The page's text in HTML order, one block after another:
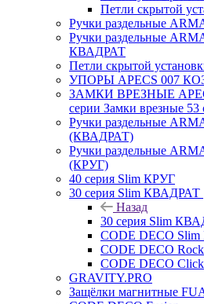
Петли скрытой
Ручки раздельные
Ручки раздельные
КВАДРАТ
Петли скрытой
УПОРЫ APECS 007
ЗАМКИ ВРЕЗНЫЕ
серии Замки врезные 53
Ручки раздельные
(КВАДРАТ)
Ручки раздельные
(КРУГ)
40 серия Slim КРУГ
30 серия Slim КВАДРАТ
Назад
30 серия Slim
CODE DECO Slim
CODE DECO Rock
CODE DECO Click
GRAVITY.PRO
Защёлки магнитные